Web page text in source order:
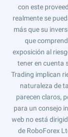
con este
realmente se
más que su
que
exposición al
tener en cuenta
Trading implican
naturaleza de
parecen claros,
para un consejo
web no está
de RoboForex